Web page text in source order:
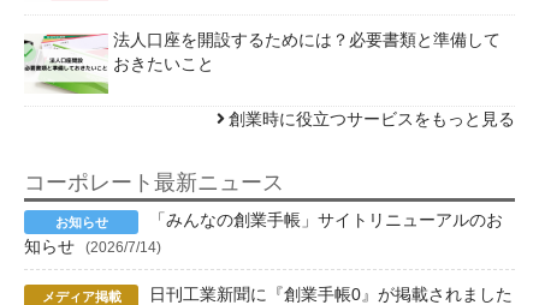
法人口座を開設するためには？必要書類と準備して
おきたいこと
創業時に役立つサービスをもっと見る
コーポレート最新ニュース
「みんなの創業手帳」サイトリニューアルのお
知らせ
(2026/7/14)
日刊工業新聞に『創業手帳0』が掲載されました